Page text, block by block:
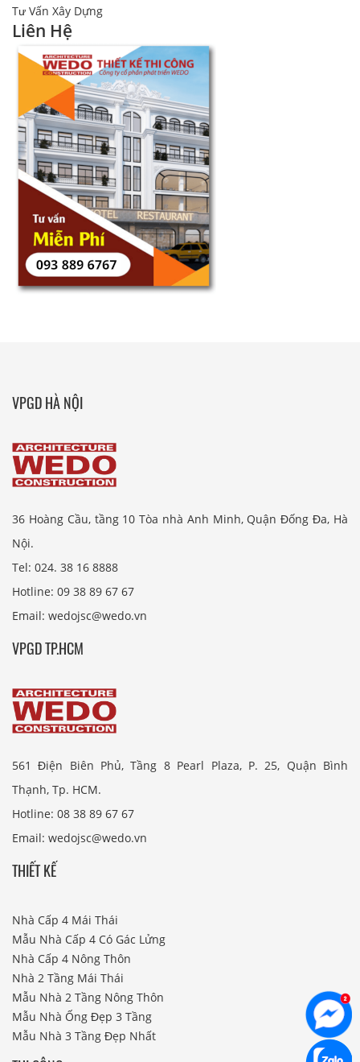
Tư Vấn Xây Dựng
Liên Hệ
VPGD HÀ NỘI
36 Hoàng Cầu, tầng 10 Tòa nhà Anh Minh, Quận Đống Đa, Hà
Nội.
Tel: 024. 38 16 8888
Hotline: 09 38 89 67 67
Email: wedojsc@wedo.vn
VPGD TP.HCM
561 Điện Biên Phủ, Tầng 8 Pearl Plaza, P. 25, Quận Bình
Thạnh, Tp. HCM.
Hotline: 08 38 89 67 67
Email: wedojsc@wedo.vn
THIẾT KẾ
Nhà Cấp 4 Mái Thái
Mẫu Nhà Cấp 4 Có Gác Lửng
Nhà Cấp 4 Nông Thôn
Nhà 2 Tầng Mái Thái
Mẫu Nhà 2 Tầng Nông Thôn
Mẫu Nhà Ống Đẹp 3 Tầng
Mẫu Nhà 3 Tầng Đẹp Nhất